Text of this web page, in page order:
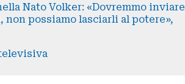
Nato Volker: «Dovremmo inviare
possiamo lasciarli al potere»,